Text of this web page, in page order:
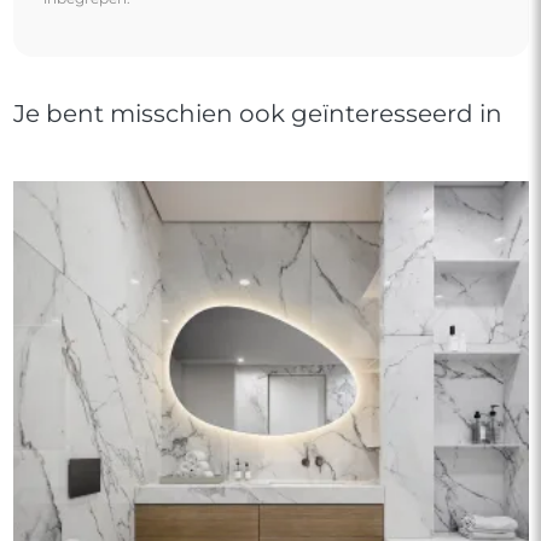
Je bent misschien ook geïnteresseerd in